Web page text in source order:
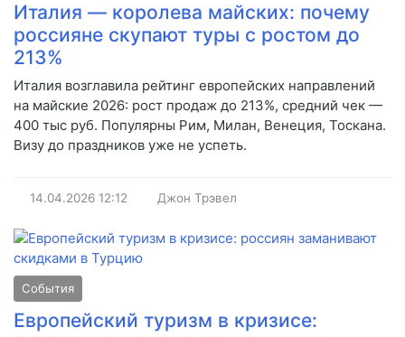
Италия — королева майских: почему
россияне скупают туры с ростом до
213%
Италия возглавила рейтинг европейских направлений
на майские 2026: рост продаж до 213%, средний чек —
400 тыс руб. Популярны Рим, Милан, Венеция, Тоскана.
Визу до праздников уже не успеть.
14.04.2026 12:12 Джон Трэвел
События
Европейский туризм в кризисе: